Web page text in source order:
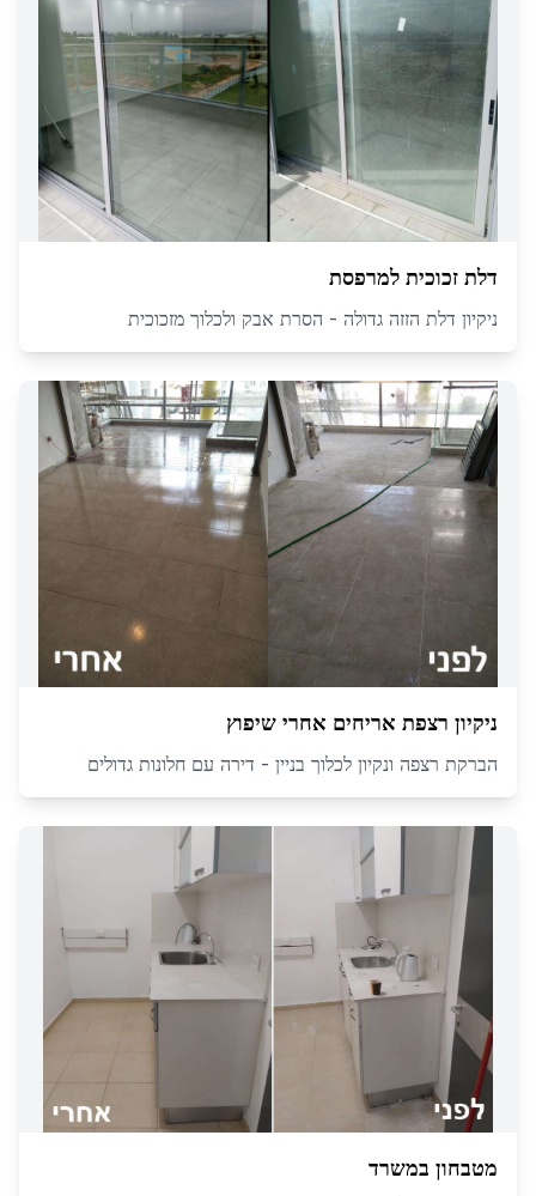
דלת זכוכית למרפסת
ניקיון דלת הזזה גדולה - הסרת אבק ולכלוך מזכוכית
ניקיון רצפת אריחים אחרי שיפוץ
הברקת רצפה ונקיון לכלוך בניין - דירה עם חלונות גדולים
מטבחון במשרד